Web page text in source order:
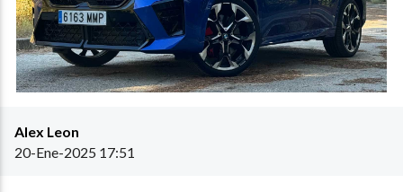
Alex Leon
20-Ene-2025 17:51